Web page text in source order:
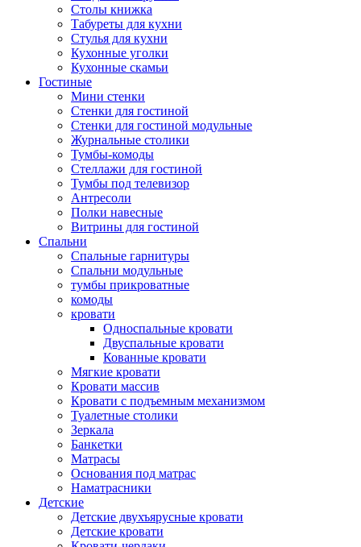
Столы книжка
Табуреты для кухни
Стулья для кухни
Кухонные уголки
Кухонные скамьи
Гостиные
Мини стенки
Стенки для гостиной
Стенки для гостиной модульные
Журнальные столики
Тумбы-комоды
Стеллажи для гостиной
Тумбы под телевизор
Антресоли
Полки навесные
Витрины для гостиной
Спальни
Спальные гарнитуры
Спальни модульные
тумбы прикроватные
комоды
кровати
Односпальные кровати
Двуспальные кровати
Кованные кровати
Мягкие кровати
Кровати массив
Кровати с подъемным механизмом
Туалетные столики
Зеркала
Банкетки
Матрасы
Основания под матрас
Наматрасники
Детские
Детские двухъярусные кровати
Детские кровати